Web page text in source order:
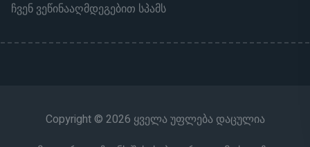
ჩვენ ვეწინააღმდეგებით სპამს
Copyright © 2026 ყველა უფლება დაცულია